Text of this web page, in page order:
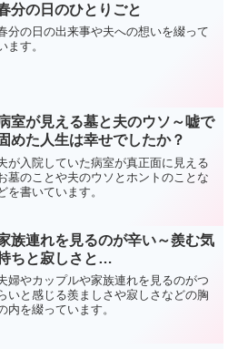
分の日のひとりごと
分の日の出来事や夫への想いを綴って
ます。
室が見える墓と夫のウソ～嘘で
固めた人生は幸せでしたか？
が入院していた病室が真正面に見える
墓のことや夫のウソとホントのことな
を書いています。
族連れを見るのが辛い～羨む気
ちと寂しさと…
婦やカップルや家族連れを見るのがつ
いと感じる羨ましさや寂しさなどの胸
内を綴っています。